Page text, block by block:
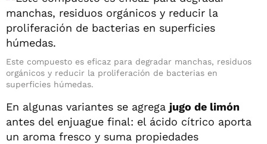
Este compuesto es eficaz para degradar manchas, residuos
orgánicos y reducir la proliferación de bacterias en
superficies húmedas.
En algunas variantes se agrega jugo de limón
antes del enjuague final: el ácido cítrico aporta
un aroma fresco y suma propiedades